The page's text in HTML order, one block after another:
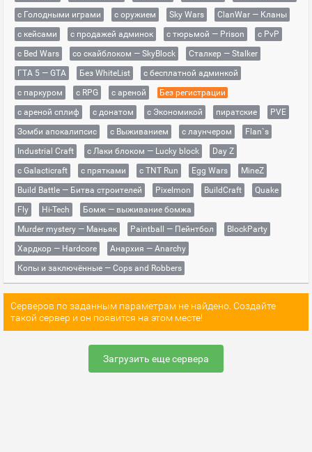
с Голодными играми
с оружием Sky Wars
ClanWar — Кланы
с кейсами
с продажей админок с тюрьмой — Prison
с PvP
с Bed Wars
со скайблоком — SkyBlock
Сталкер — Stalker
ГТА 5 — GTA
Без WhiteList
с бесплатной админкой
с паркуром
с RPG с ареной
Без регистрации
с ареной сплиф
с донатом с Экономикой пиратские
PVE
Зомби апокалипсис
с Выживанием с лаунчером
Flan`s
Industrial Craft
с Лаки блоком — Lucky block
Day Z
с Galacticraft
с прятками с TNT Run Egg Wars
MineZ
Build Battle — Битва строителей
Pixelmon BuildCraft
Quake
Fly
Hi-Tech
Бомж — выживание бомжа
Murder mystery — Маньяк
Paintball — Пейнтбол
BlockParty
Хардкор — Hardcore
Анархия — Anarchy
Копы и заключённые — Cops and Robbers
Серверов по заданным параметрам не найдено. Создайте
такой сервер и он появится на этом месте!
Загрузить еще сервера